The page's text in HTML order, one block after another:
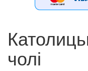
чолі